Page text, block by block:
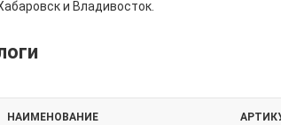
и Владивосток.
НАИМЕНОВАНИЕ